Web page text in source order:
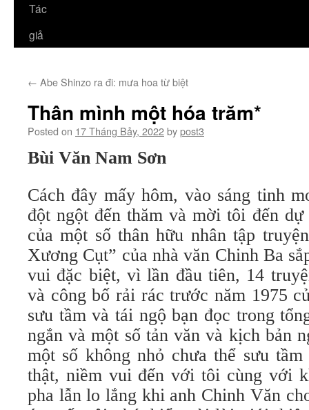
Tác
giả
← Abe Shinzo ra đi: mưa hoa từ biệt
Thân mình một hóa trăm*
Posted on 17 Tháng Bảy, 2022bypost3
Bùi Văn Nam Sơn
Cách đây mấy hôm, vào sáng tinh
đột ngột đến thăm và mời tôi đến
của một số thân hữu nhân tập
Xương Cụt” của nhà văn Chinh Ba
vui đặc biệt, vì lần đầu tiên, 14
và công bố rải rác trước năm 1975
sưu tầm và tái ngộ bạn đọc trong
ngắn và một số tản văn và kịch bản
một số không nhỏ chưa thể sưu
thật, niềm vui đến với tôi cùng với
pha lẫn lo lắng khi anh Chinh Văn